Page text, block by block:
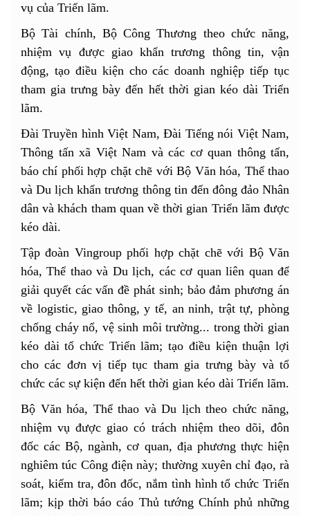
vụ của Triển lãm.
Bộ Tài chính, Bộ Công Thương theo chức năng,
nhiệm vụ được giao khẩn trương thông tin, vận
động, tạo điều kiện cho các doanh nghiệp tiếp tục
tham gia trưng bày đến hết thời gian kéo dài Triển
lãm.
Đài Truyền hình Việt Nam, Đài Tiếng nói Việt Nam,
Thông tấn xã Việt Nam và các cơ quan thông tấn,
báo chí phối hợp chặt chẽ với Bộ Văn hóa, Thể thao
và Du lịch khẩn trương thông tin đến đông đảo Nhân
dân và khách tham quan về thời gian Triển lãm được
kéo dài.
Tập đoàn Vingroup phối hợp chặt chẽ với Bộ Văn
hóa, Thể thao và Du lịch, các cơ quan liên quan để
giải quyết các vấn đề phát sinh; bảo đảm phương án
về logistic, giao thông, y tế, an ninh, trật tự, phòng
chống cháy nổ, vệ sinh môi trường... trong thời gian
kéo dài tổ chức Triển lãm; tạo điều kiện thuận lợi
cho các đơn vị tiếp tục tham gia trưng bày và tổ
chức các sự kiện đến hết thời gian kéo dài Triển lãm.
Bộ Văn hóa, Thể thao và Du lịch theo chức năng,
nhiệm vụ được giao có trách nhiệm theo dõi, đôn
đốc các Bộ, ngành, cơ quan, địa phương thực hiện
nghiêm túc Công điện này; thường xuyên chỉ đạo, rà
soát, kiểm tra, đôn đốc, nắm tình hình tổ chức Triển
lãm; kịp thời báo cáo Thủ tướng Chính phủ những